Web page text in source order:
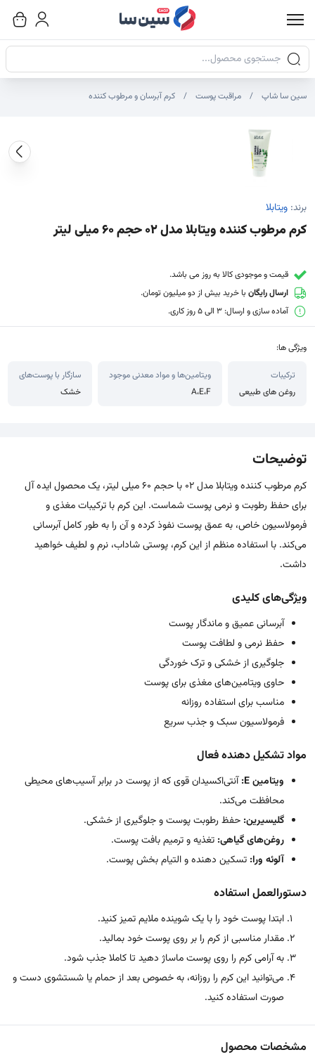
جستجوی محصولات
سین سا شاپ مراقبت پوست کرم آبرسان و مرطوب کننده
برند: ویتابلا
کرم مرطوب کننده ویتابلا مدل 02 حجم 60 میلی لیتر
قیمت و موجودی کالا به روز می باشد.
ارسال رایگان با خرید بیش از دو میلیون تومان.
آماده سازی و ارسال: 3 الی 5 روز کاری.
ویژگی ها:
ترکیبات
روغن های طبیعی
ویتامین‌ها و مواد معدنی موجود
A،E،F
سازگار با پوست‌های
خشک
توضیحات
کرم مرطوب کننده ویتابلا مدل 02 با حجم 60 میلی لیتر، یک محصول ایده آل
برای حفظ رطوبت و نرمی پوست شماست. این کرم با ترکیبات مغذی و
فرمولاسیون خاص، به عمق پوست نفوذ کرده و آن را به طور کامل آبرسانی
می‌کند. با استفاده منظم از این کرم، پوستی شاداب، نرم و لطیف خواهید
داشت.
ویژگی‌های کلیدی
آبرسانی عمیق و ماندگار پوست
حفظ نرمی و لطافت پوست
جلوگیری از خشکی و ترک خوردگی
حاوی ویتامین‌های مغذی برای پوست
مناسب برای استفاده روزانه
فرمولاسیون سبک و جذب سریع
مواد تشکیل دهنده فعال
ویتامین E:
آنتی‌اکسیدان قوی که از پوست در برابر آسیب‌های محیطی
محافظت می‌کند.
گلیسیرین: حفظ رطوبت پوست و جلوگیری از خشکی.
روغن‌های گیاهی: تغذیه و ترمیم بافت پوست.
آلوئه ورا: تسکین دهنده و التیام بخش پوست.
دستورالعمل استفاده
ابتدا پوست خود را با یک شوینده ملایم تمیز کنید.
مقدار مناسبی از کرم را بر روی پوست خود بمالید.
به آرامی کرم را روی پوست ماساژ دهید تا کاملا جذب شود.
می‌توانید این کرم را روزانه، به خصوص بعد از حمام یا شستشوی دست و
صورت استفاده کنید.
مشخصات محصول